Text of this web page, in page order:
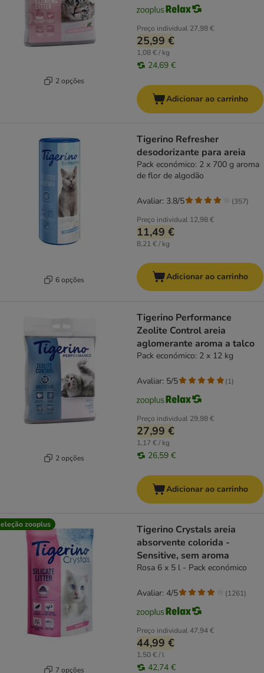
2 opções
Preço individual 27,98 €
25,99 €
1,08 € / kg
24,69 €
Adicionar ao carrinho
6 opções
Tigerino Refresher
desodorizante para areia
Pack económico: 2 x 700 g aroma
de flor de algodão
Preço individual 12,98 €
11,49 €
8,21 € / kg
Avaliar: 3.8/5 (357)
Adicionar ao carrinho
2 opções
Tigerino Performance
Zeolite Control areia
aglomerante aroma a talco
Pack económico: 2 x 12 kg
Preço individual 29,98 €
27,99 €
1,17 € / kg
26,59 €
Avaliar: 5/5 (1)
Adicionar ao carrinho
zooplus
7 opções
Tigerino Crystals areia
absorvente colorida -
Sensitive, sem aroma
Rosa 6 x 5 l - Pack económico
Preço individual47,94 €
44,99 €
1,50 € / l
42,74 €
Avaliar: 4/5 (1261)